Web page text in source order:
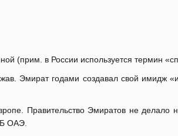
(прим. в России используется термин
Эмират годами создавал свой имидж
Правительство Эмиратов не делало
ОАЭ.